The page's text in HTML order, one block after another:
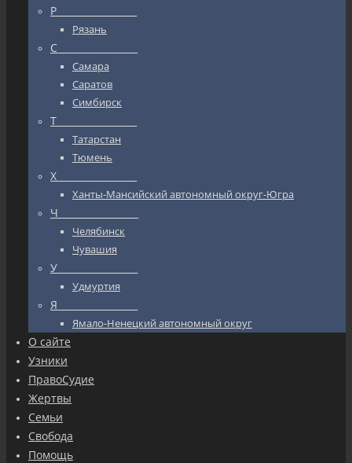
Р_________________
Рязань
С_________________
Самара
Саратов
Симбирск
Т_________________
Татарстан
Тюмень
Х_________________
Ханты-Мансийский автономный округ-Югра
Ч_________________
Челябинск
Чувашия
У_________________
Удмуртия
Я_________________
Ямало-Ненецкий автономный округ
О сайте
Узники
ПравоСудие
Жертвы
Семьи
Свобода
Помощь